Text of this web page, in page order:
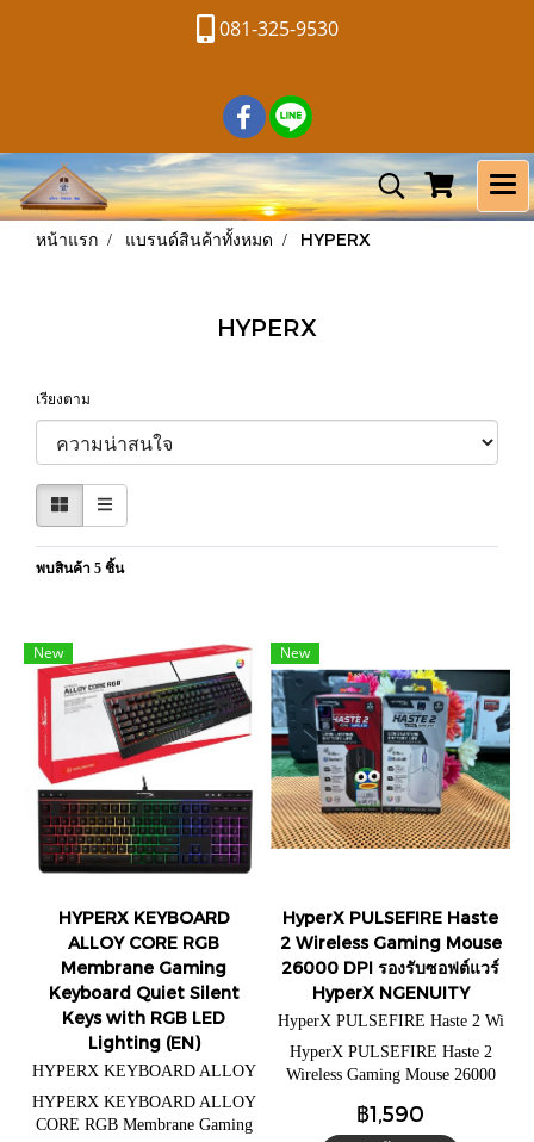
081-325-9530
หน้าแรก แบรนด์สินค้าทั้งหมด HYPERX
HYPERX
เรียงตาม
พบสินค้า 5 ชิ้น
New
HYPERX KEYBOARD
ALLOY CORE RGB
Membrane Gaming
Keyboard Quiet Silent
Keys with RGB LED
Lighting (EN)
HYPERX KEYBOARD ALLOY
CORE RGB Membrane Gaming
Keyboard
HYPERX KEYBOARD ALLOY
CORE RGB Membrane Gaming
New
HyperX PULSEFIRE Haste
2 Wireless Gaming Mouse
26000 DPI รองรับซอฟต์แวร์
HyperX NGENUITY
HyperX PULSEFIRE Haste 2 Wi
reless Gaming Mouse=Black
HyperX PULSEFIRE Haste 2
Wireless Gaming Mouse 26000
NGENUITY
฿1,590